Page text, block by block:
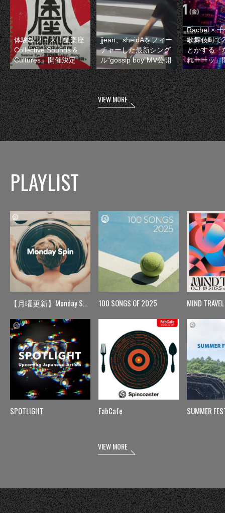
体験型フェス『集楽座
Collective Sounds &
Cultures』開催決定
jjean、sheidAをフィー
チャーした最新シング
ル“gossip boy”MV公開
Rachel ×
歌舞伎町で
とかする『
れーーッ』
VIEW MORE
PLAYLIST
【月曜更新】Monday Spin
SPOTLIGHT
100 SONGS OF 2025
FabCafe
MIND TRAVEL
SUMMER
VIEW MORE